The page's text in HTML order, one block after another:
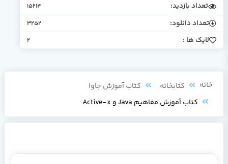
تعداد بازدید: 15214
تعداد دانلود: 3252
لایک ها : 2
خانه کتابخانه
کتاب آموزش جاوا
کتاب آموزش مفاهیم Java و Active-x